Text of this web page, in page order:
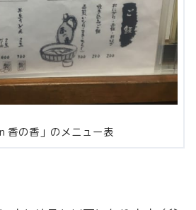
香の香」のメニュー表